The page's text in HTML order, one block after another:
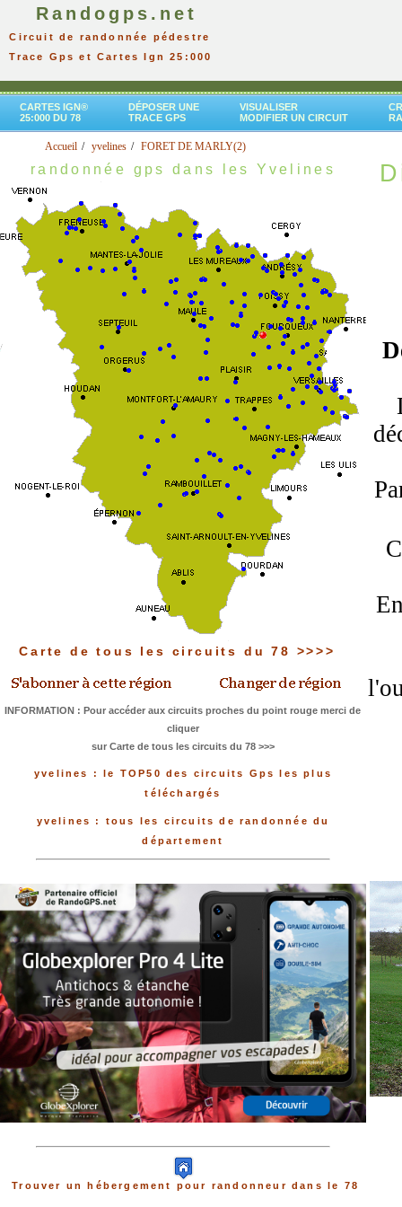
Randogps.net
Circuit de randonnée pédestre
Trace Gps et Cartes Ign 25:000
CARTES IGN®
25:000 DU 78
DÉPOSER UNE
TRACE GPS
VISUALISER
MODIFIER UN CIRCUIT
Accueil yvelines FORET DE MARLY(2)
randonnée gps dans les Yvelines
Carte de tous les circuits du 78 >>>>
INFORMATION : Pour accéder aux circuits proches du point rouge merci de
cliquer
sur Carte de tous les circuits du 78 >>>
yvelines : le TOP50 des circuits Gps les plus
téléchargés
yvelines : tous les circuits de randonnée du
département
Trouver un hébergement pour randonneur dans le 78